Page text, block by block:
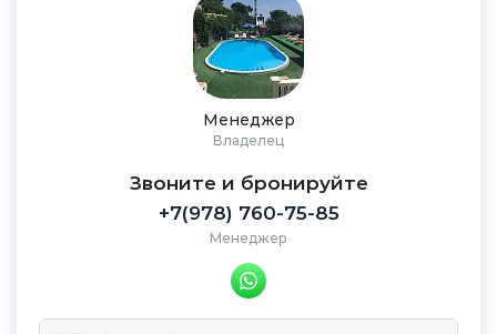
Менеджер
Владелец
Звоните и бронируйте
+7(978) 760-75-85
Менеджер